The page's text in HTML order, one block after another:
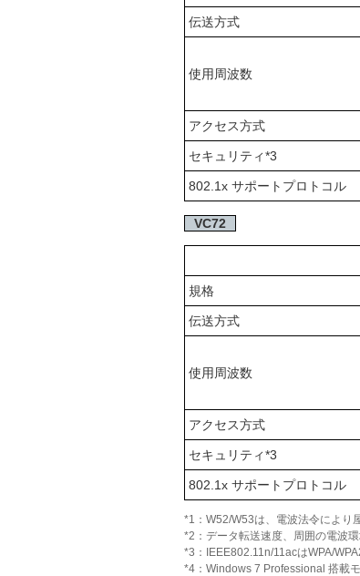
伝送方式
使用周波数
アクセス方式
セキュリティ*3
802.1x サポートプロトコル
VC72
規格
伝送方式
使用周波数
アクセス方式
セキュリティ*3
802.1x サポートプロトコル
*1：W52/W53は、電波法令により
*2：データ転送速度、周囲の電波
*3：IEEE802.11n/11acはWPA/
*4：Windows 7 Professional 搭載モ